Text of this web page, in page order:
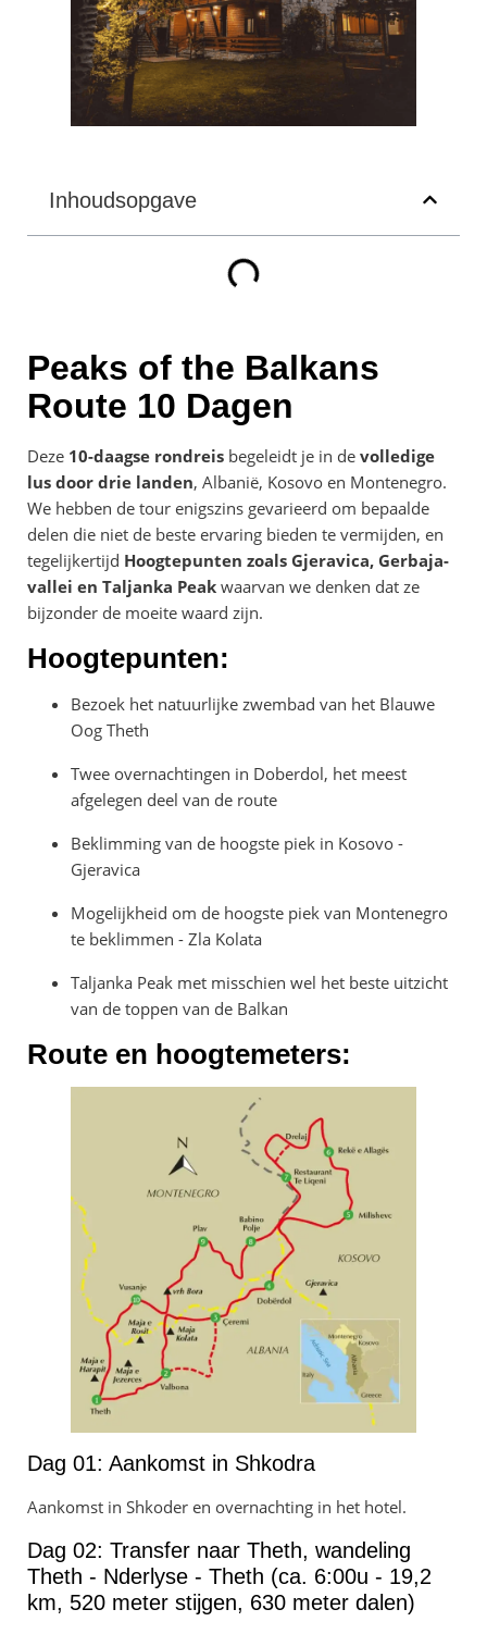
Inhoudsopgave
Peaks of the Balkans
Route 10 Dagen
Deze 10-daagse rondreis begeleidt je in de volledige
lus door drie landen, Albanië, Kosovo en Montenegro.
We hebben de tour enigszins gevarieerd om bepaalde
delen die niet de beste ervaring bieden te vermijden, en
tegelijkertijd Hoogtepunten zoals Gjeravica, Gerbaja-
vallei en Taljanka Peak waarvan we denken dat ze
bijzonder de moeite waard zijn.
Hoogtepunten:
Bezoek het natuurlijke zwembad van het Blauwe
Oog Theth
Twee overnachtingen in Doberdol, het meest
afgelegen deel van de route
Beklimming van de hoogste piek in Kosovo -
Gjeravica
Mogelijkheid om de hoogste piek van Montenegro
te beklimmen - Zla Kolata
Taljanka Peak met misschien wel het beste uitzicht
van de toppen van de Balkan
Route en hoogtemeters:
Dag 01: Aankomst in Shkodra
Aankomst in Shkoder en overnachting in het hotel.
Dag 02: Transfer naar Theth, wandeling
Theth - Nderlyse - Theth (ca. 6:00u - 19,2
km, 520 meter stijgen, 630 meter dalen)